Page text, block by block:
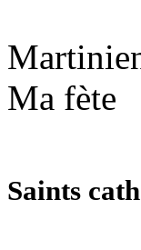
Ma fète
Saints